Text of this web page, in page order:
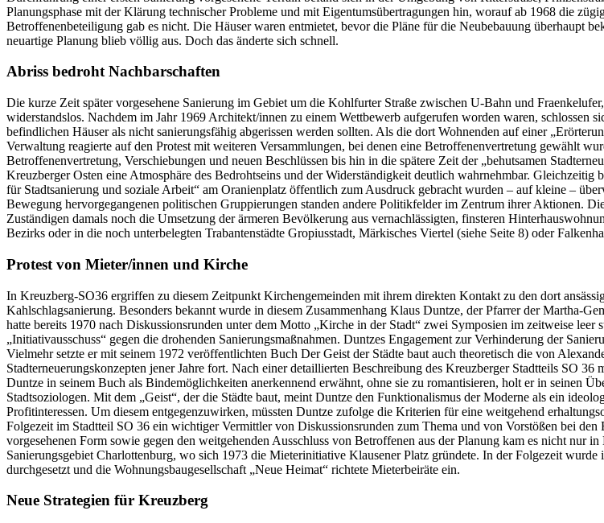
Planungsphase mit der Klärung technischer Probleme und mit Eigentumsübertragungen hin, worauf ab 1968 die
Betroffenenbeteiligung gab es nicht. Die Häuser waren entmietet, bevor die Pläne für die Neubebauung überhaupt
neuartige Planung blieb völlig aus. Doch das änderte sich schnell.
Abriss bedroht Nachbarschaften
Die kurze Zeit später vorgesehene Sanierung im Gebiet um die Kohlfurter Straße zwischen U-Bahn und
widerstandslos. Nachdem im Jahr 1969 Architekt/innen zu einem Wettbewerb aufgerufen worden waren, schlossen
befindlichen Häuser als nicht sanierungsfähig abgerissen werden sollten. Als die dort Wohnenden auf einer
Verwaltung reagierte auf den Protest mit weiteren Versammlungen, bei denen eine Betroffenenvertretung gewählt
Betroffenenvertretung, Verschiebungen und neuen Beschlüssen bis hin in die spätere Zeit der „behutsamen
Kreuzberger Osten eine Atmosphäre des Bedrohtseins und der Widerständigkeit deutlich wahrnehmbar.
für Stadtsanierung und soziale Arbeit“ am Oranienplatz öffentlich zum Ausdruck gebracht wurden – auf kleine –
Bewegung hervorgegangenen politischen Gruppierungen standen andere Politikfelder im Zentrum ihrer Aktionen.
Zuständigen damals noch die Umsetzung der ärmeren Bevölkerung aus vernachlässigten, finsteren
Bezirks oder in die noch unterbelegten Trabantenstädte Gropiusstadt, Märkisches Viertel (siehe Seite 8) oder
Protest von Mieter/innen und Kirche
In Kreuzberg-SO36 ergriffen zu diesem Zeitpunkt Kirchengemeinden mit ihrem direkten Kontakt zu den dort
Kahlschlagsanierung. Besonders bekannt wurde in diesem Zusammenhang Klaus Duntze, der Pfarrer der Martha-
hatte bereits 1970 nach Diskussionsrunden unter dem Motto „Kirche in der Stadt“ zwei Symposien im zeitweise
„Initiativausschuss“ gegen die drohenden Sanierungsmaßnahmen. Duntzes Engagement zur Verhinderung der
Vielmehr setzte er mit seinem 1972 veröffentlichten Buch Der Geist der Städte baut auch theoretisch die von
Stadterneuerungskonzepten jener Jahre fort. Nach einer detaillierten Beschreibung des Kreuzberger Stadtteils SO
Duntze in seinem Buch als Bindemöglichkeiten anerkennend erwähnt, ohne sie zu romantisieren, holt er in seinen
Stadtsoziologen. Mit dem „Geist“, der die Städte baut, meint Duntze den Funktionalismus der Moderne als ein
Profitinteressen. Um diesem entgegenzuwirken, müssten Duntze zufolge die Kriterien für eine weitgehend
Folgezeit im Stadtteil SO 36 ein wichtiger Vermittler von Diskussionsrunden zum Thema und von Vorstößen bei
vorgesehenen Form sowie gegen den weitgehenden Ausschluss von Betroffenen aus der Planung kam es nicht nur
Sanierungsgebiet Charlottenburg, wo sich 1973 die Mieterinitiative Klausener Platz gründete. In der Folgezeit
durchgesetzt und die Wohnungsbaugesellschaft „Neue Heimat“ richtete Mieterbeiräte ein.
Neue Strategien für Kreuzberg